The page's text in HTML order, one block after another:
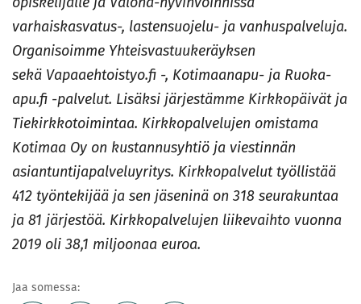
varhaiskasvatus-, lastensuojelu- ja vanhuspalveluja.
Organisoimme Yhteisvastuukeräyksen
sekä Vapaaehtoistyo.fi -, Kotimaanapu- ja Ruoka-
apu.fi -palvelut. Lisäksi järjestämme Kirkkopäivät ja
Tiekirkkotoimintaa. Kirkkopalvelujen omistama
Kotimaa Oy on kustannusyhtiö ja viestinnän
asiantuntijapalveluyritys. Kirkkopalvelut työllistää
412 työntekijää ja sen jäseninä on 318 seurakuntaa
ja 81 järjestöä. Kirkkopalvelujen liikevaihto vuonna
2019 oli 38,1 miljoonaa euroa.
Jaa somessa: